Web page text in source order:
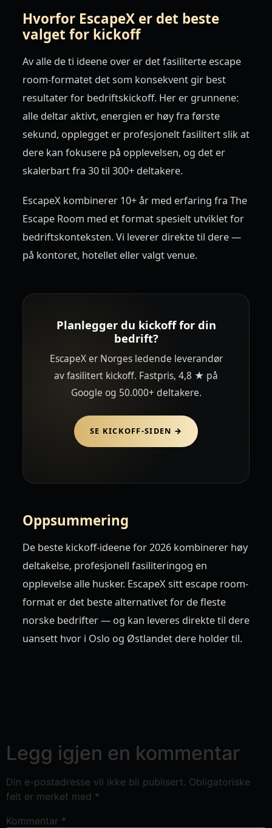
Hvorfor EscapeX er det beste
valget for kickoff
Av alle de ti ideene over er det fasiliterte escape
room-formatet det som konsekvent gir best
resultater for bedriftskickoff. Her er grunnene:
alle deltar aktivt, energien er høy fra første
sekund, opplegget er profesjonelt fasilitert slik at
dere kan fokusere på opplevelsen, og det er
skalerbart fra 30 til 300+ deltakere.
EscapeX kombinerer 10+ år med erfaring fra The
Escape Room med et format spesielt utviklet for
bedriftskonteksten. Vi leverer direkte til dere —
på kontoret, hotellet eller valgt venue.
Planlegger du kickoff for din
bedrift?
EscapeX er Norges ledende leverandør
av fasilitert kickoff. Fastpris, 4,8 ★ på
Google og 50.000+ deltakere.
SE KICKOFF-SIDEN →
Oppsummering
De beste kickoff-ideene for 2026 kombinerer høy
deltakelse, profesjonell fasiliteringog en
opplevelse alle husker. EscapeX sitt escape room-
format er det beste alternativet for de fleste
norske bedrifter — og kan leveres direkte til dere
uansett hvor i Oslo og Østlandet dere holder til.
Legg igjen en kommentar
Din e-postadresse vil ikke bli publisert. Obligatoriske
felt er merket med *
Kommentar *